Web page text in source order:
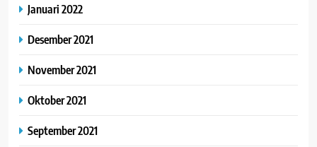
Januari 2022
Desember 2021
November 2021
Oktober 2021
September 2021